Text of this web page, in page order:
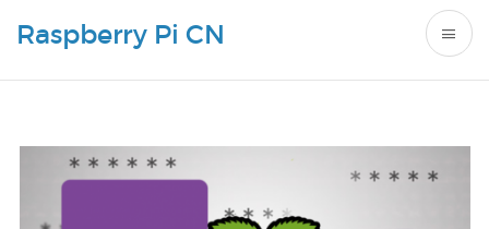
Raspberry Pi CN